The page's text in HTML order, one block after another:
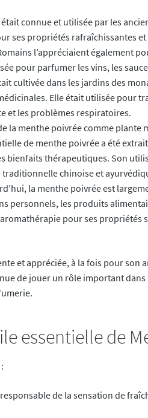
connue et utilisée par les
ses propriétés rafraîchissantes
l’appréciaient également
pour parfumer les vins, les
cultivée dans les jardins des
Elle était utilisée pour
et les problèmes respiratoires.
la menthe poivrée comme plante
de menthe poivrée a été
bienfaits thérapeutiques. Son
chinoise et
la menthe poivrée est
personnels, les produits
pour ses propriétés
et appréciée, à la fois pour son
de jouer un rôle important
essentielle de
de la sensation de